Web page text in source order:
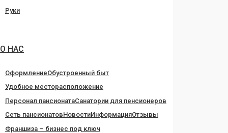
Руки
О НАС
ОформлениеОбустроенный быт
Удобное месторасположение
Персонал пансионатаСанатории для пенсионеров
Сеть пансионатовНовостиИнформацияОтзывы
Франшиза – бизнес под ключ